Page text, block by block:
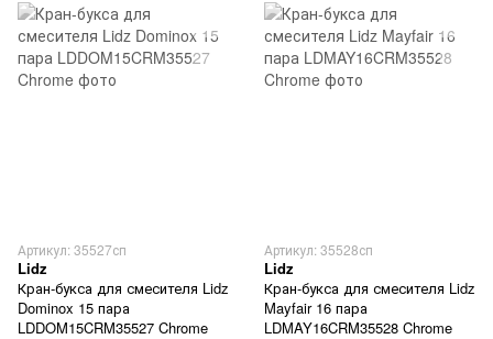
Артикул: 35527сп
Lidz
Кран-букса для смесителя Lidz
Dominox 15 пара
LDDOM15CRM35527 Chrome
Артикул: 35528сп
Lidz
Кран-букса для смесителя Lidz
Mayfair 16 пара
LDMAY16CRM35528 Chrome